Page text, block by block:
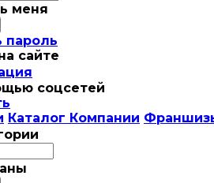
меня
пароль
сайте
соцсетей
Каталог Компании